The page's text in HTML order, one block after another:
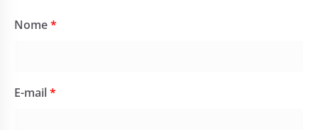
Nome*
E-mail*